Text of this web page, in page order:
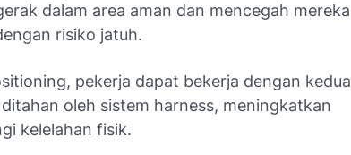
dalam area aman dan mencegah mereka
risiko jatuh.
pekerja dapat bekerja dengan kedua
oleh sistem harness, meningkatkan
kelelahan fisik.